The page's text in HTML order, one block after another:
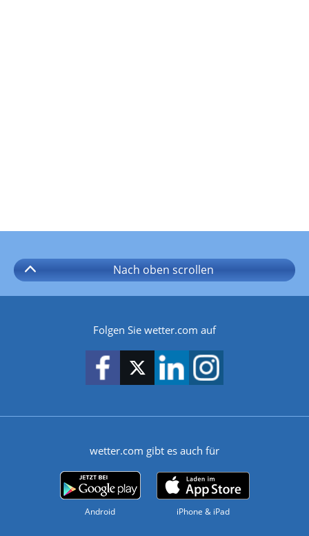
Nach oben scrollen
Folgen Sie wetter.com auf
wetter.com gibt es auch für
Android iPhone & iPad